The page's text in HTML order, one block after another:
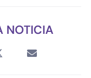
NOTICIA